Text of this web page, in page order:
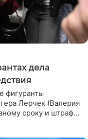
дела
фигуранты
Лерчек (Валерия
сроку и штрафу,